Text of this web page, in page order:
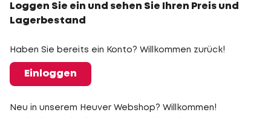
Loggen Sie ein und sehen Sie Ihren Preis und
Lagerbestand
Haben Sie bereits ein Konto? Willkommen zurück!
Einloggen
Neu in unserem Heuver Webshop? Willkommen!